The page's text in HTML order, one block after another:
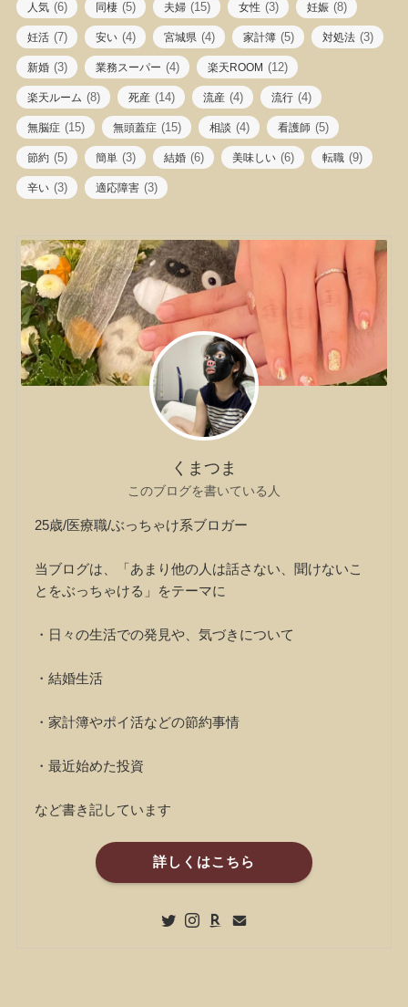
人気 (6) 同棲 (5) 夫婦 (15) 女性 (3) 妊娠 (8)
妊活 (7) 安い (4) 宮城県 (4) 家計簿 (5) 対処法 (3)
新婚 (3) 業務スーパー (4) 楽天ROOM (12)
楽天ルーム (8) 死産 (14) 流産 (4) 流行 (4)
無脳症 (15) 無頭蓋症 (15) 相談 (4) 看護師 (5)
節約 (5) 簡単 (3) 結婚 (6) 美味しい (6) 転職 (9)
辛い (3) 適応障害 (3)
くまつま
このブログを書いている人
25歳/医療職/ぶっちゃけ系ブロガー
当ブログは、「あまり他の人は話さない、聞けないこ
とをぶっちゃける」をテーマに
・日々の生活での発見や、気づきについて
・結婚生活
・家計簿やポイ活などの節約事情
・最近始めた投資
など書き記しています
詳しくはこちら